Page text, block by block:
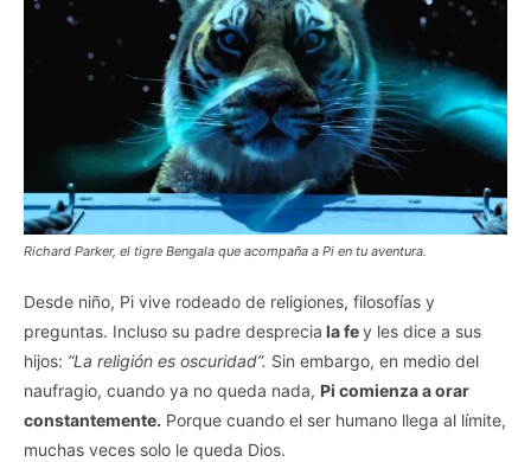
Richard Parker, el tigre Bengala que acompaña a Pi en tu aventura.
Desde niño, Pi vive rodeado de religiones, filosofías y
preguntas. Incluso su padre desprecia la fey les dice a sus
hijos: “La religión es oscuridad”. Sin embargo, en medio del
naufragio, cuando ya no queda nada, Pi comienza a orar
constantemente. Porque cuando el ser humano llega al límite,
muchas veces solo le queda Dios.